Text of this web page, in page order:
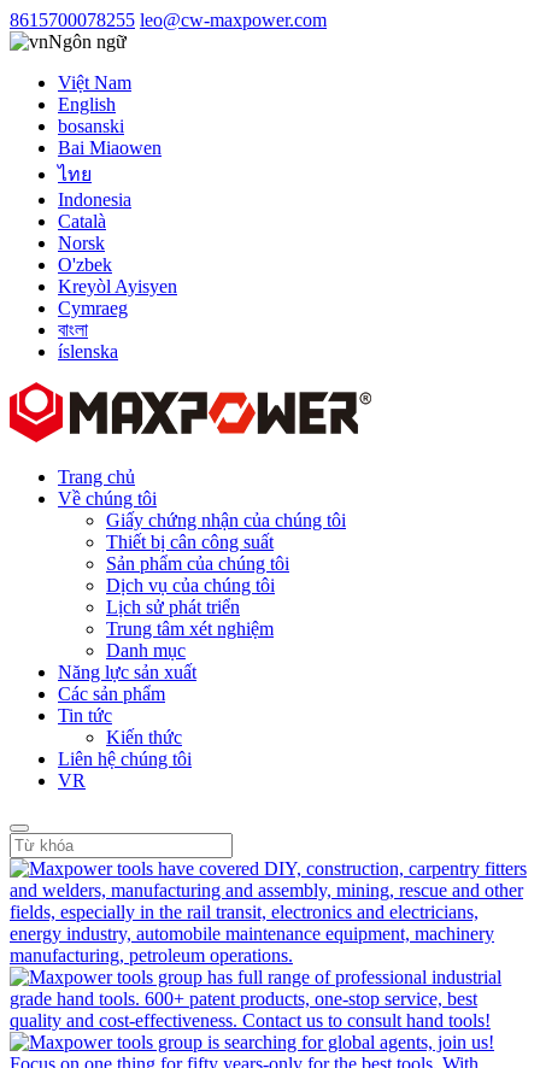
8615700078255 leo@cw-maxpower.com
Ngôn ngữ
Việt Nam
English
bosanski
Bai Miaowen
ไทย
Indonesia
Català
Norsk
O'zbek
Kreyòl Ayisyen
Cymraeg
বাংলা
íslenska
Trang chủ
Về chúng tôi
Giấy chứng nhận của chúng tôi
Thiết bị cân công suất
Sản phẩm của chúng tôi
Dịch vụ của chúng tôi
Lịch sử phát triển
Trung tâm xét nghiệm
Danh mục
Năng lực sản xuất
Các sản phẩm
Tin tức
Kiến thức
Liên hệ chúng tôi
VR